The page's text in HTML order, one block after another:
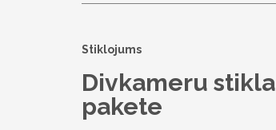
Stiklojums
Divkameru stikla
pakete